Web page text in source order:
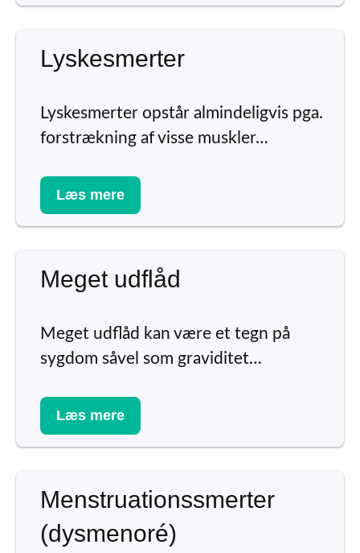
Lyskesmerter
Lyskesmerter opstår almindeligvis pga.
forstrækning af visse muskler…
Læs mere
Meget udflåd
Meget udflåd kan være et tegn på
sygdom såvel som graviditet…
Læs mere
Menstruationssmerter
(dysmenoré)